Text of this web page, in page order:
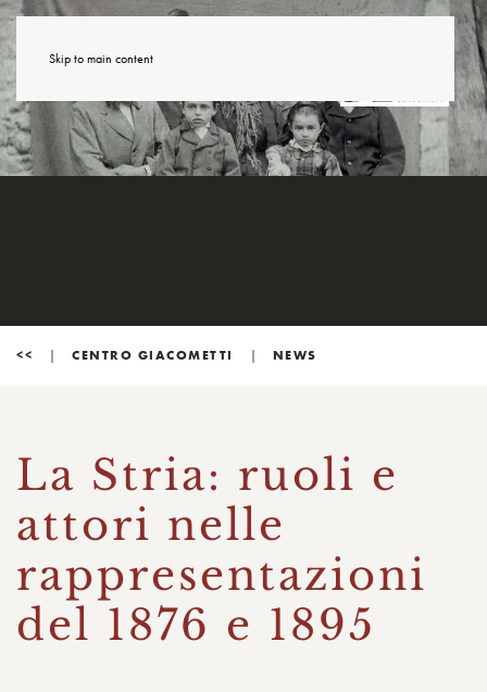
Skip to main content
<< CENTRO GIACOMETTI NEWS
La Stria: ruoli e
attori nelle
rappresentazioni
del 1876 e 1895